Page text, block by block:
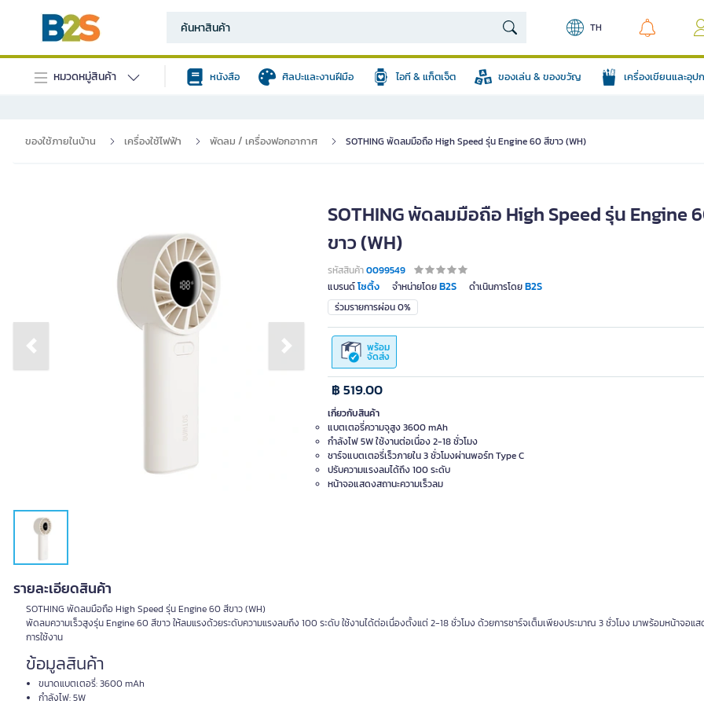
TH
หมวดหมู่สินค้า หนังสือ ศิลปะและงานฝีมือ ไอที & แก็ตเจ็ต ของเล่น & ของขวัญ เครื่องเขียนและอุ
ของใช้ภายในบ้าน เครื่องใช้ไฟฟ้า พัดลม / เครื่องฟอกอากาศ SOTHING พัดลมมือถือ High Speed รุ่น Engine 60 สีขาว (WH)
Previous slide Next slide
SOTHING พัดลมมือถือ High Speed รุ่น Engine
ขาว (WH)
รหัสสินค้า0099549
แบรนด์โซติ้ง จำหน่ายโดยB2S ดำเนินการโดยB2S
ร่วมรายการผ่อน 0%
พร้อม
จัดส่ง
฿ 519.00
เกี่ยวกับสินค้า
แบตเตอรี่ความจุสูง 3600 mAh
กำลังไฟ 5W ใช้งานต่อเนื่อง 2-18 ชั่วโมง
ชาร์จแบตเตอรี่เร็วภายใน 3 ชั่วโมงผ่านพอร์ท Type C
ปรับความแรงลมได้ถึง 100 ระดับ
หน้าจอแสดงสถานะความเร็วลม
รายละเอียดสินค้า
SOTHING พัดลมมือถือ High Speed รุ่น Engine 60 สีขาว (WH)
พัดลมความเร็วสูงรุ่น Engine 60 สีขาว ให้ลมแรงด้วยระดับความแรงลมถึง 100 ระดับ ใช้งานได้ต่อเนื่องตั้งแต่ 2-18 ชั่วโมง ด้วยการชาร์จเต็มเพียงประมาณ 3 ชั่วโมง มาพร้อมหน้าจอแส
การใช้งาน
ข้อมูลสินค้า
ขนาดแบตเตอรี่: 3600 mAh
กำลังไฟ: 5W